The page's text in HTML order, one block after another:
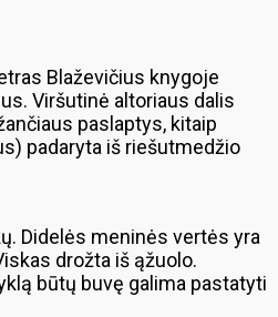
Blaževičius knygoje
Viršutinė altoriaus dalis
paslaptys, kitaip
padaryta iš riešutmedžio
Didelės meninės vertės yra
drožta iš ąžuolo.
būtų buvę galima pastatyti